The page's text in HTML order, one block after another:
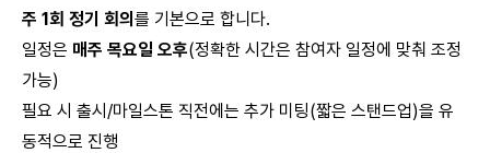
주 1회 정기 회의 를 기본으로 합니다.
일정은 매주 목요일 오후(정확한 시간은 참여자 일정에 맞춰 조정
가능)
필요 시 출시/마일스톤 직전에는 추가 미팅(짧은 스탠드업)을 유
동적으로 진행